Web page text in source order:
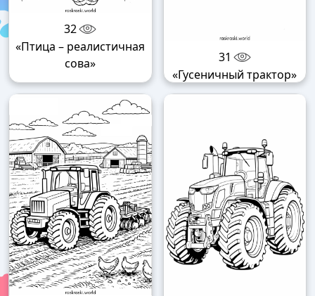
32
«Птица – реалистичная
сова»
31
«Гусеничный трактор»